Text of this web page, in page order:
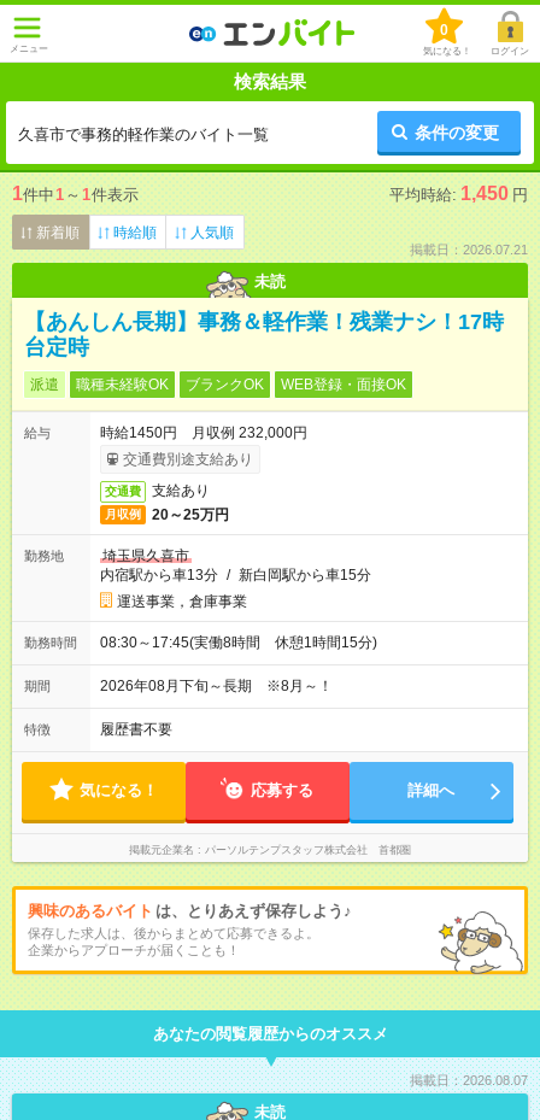
メニュー
0
気になる！ ログイン
検索結果
久喜市で事務的軽作業のバイト一覧 条件の変更
1件中1 ～ 1件表示 平均時給: 1,450 円
新着順 時給順 人気順
掲載日：2026.07.21
未読
【あんしん長期】事務＆軽作業！残業ナシ！17時
台定時
派遣 職種未経験OK ブランクOK WEB登録・面接OK
給与
時給1450円 月収例 232,000円
交通費別途支給あり
交通費 支給あり
月収例 20～25万円
勤務地
埼玉県久喜市
内宿駅から車13分 / 新白岡駅から車15分
運送事業，倉庫事業
勤務時間 08:30～17:45(実働8時間 休憩1時間15分)
期間 2026年08月下旬～長期 ※8月～！
特徴 履歴書不要
気になる！ 応募する 詳細へ
掲載元企業名 パーソルテンプスタッフ株式会社 首都圏
興味のあるバイト は、とりあえず保存しよう♪
保存した求人は、後からまとめて応募できるよ。
企業からアプローチが届くことも！
あなたの閲覧履歴からのオススメ
掲載日：2026.08.07
未読